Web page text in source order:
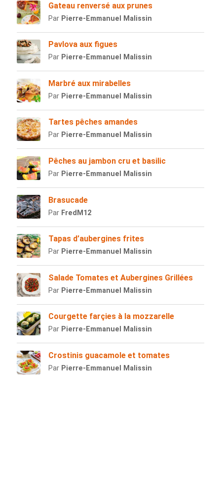
Gateau renversé aux prunes
Par Pierre-Emmanuel Malissin
Pavlova aux figues
Par Pierre-Emmanuel Malissin
Marbré aux mirabelles
Par Pierre-Emmanuel Malissin
Tartes pêches amandes
Par Pierre-Emmanuel Malissin
Pêches au jambon cru et basilic
Par Pierre-Emmanuel Malissin
Brasucade
Par FredM12
Tapas d’aubergines frites
Par Pierre-Emmanuel Malissin
Salade Tomates et Aubergines Grillées
Par Pierre-Emmanuel Malissin
Courgette farçies à la mozzarelle
Par Pierre-Emmanuel Malissin
Crostinis guacamole et tomates
Par Pierre-Emmanuel Malissin